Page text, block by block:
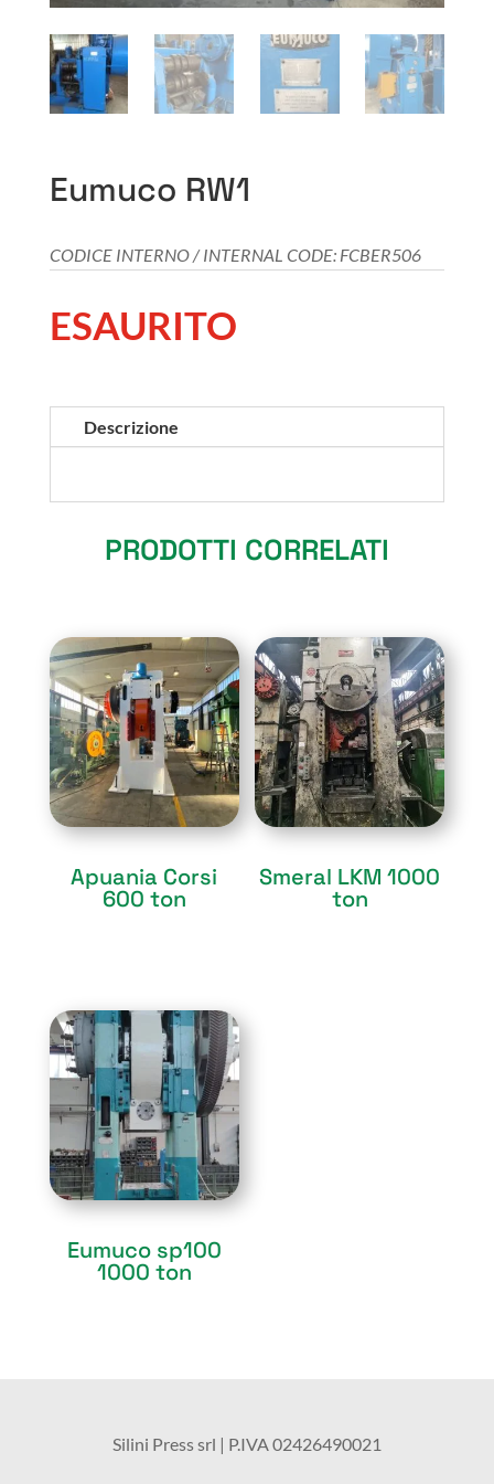
Eumuco RW1
CODICE INTERNO / INTERNAL CODE: FCBER506
ESAURITO
Descrizione
PRODOTTI CORRELATI
Apuania Corsi
600 ton
Smeral LKM 1000
ton
Eumuco sp100
1000 ton
Silini Press srl | P.IVA02426490021